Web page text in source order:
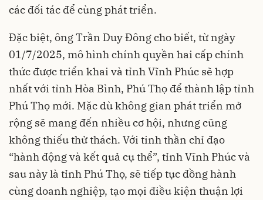
các đối tác để cùng phát triển.
Đặc biệt, ông Trần Duy Đông cho biết, từ ngày
01/7/2025, mô hình chính quyền hai cấp chính
thức được triển khai và tỉnh Vĩnh Phúc sẽ hợp
nhất với tỉnh Hòa Bình, Phú Thọ để thành lập tỉnh
Phú Thọ mới. Mặc dù không gian phát triển mở
rộng sẽ mang đến nhiều cơ hội, nhưng cũng
không thiếu thử thách. Với tinh thần chỉ đạo
“hành động và kết quả cụ thể”, tỉnh Vĩnh Phúc và
sau này là tỉnh Phú Thọ, sẽ tiếp tục đồng hành
cùng doanh nghiệp, tạo mọi điều kiện thuận lợi